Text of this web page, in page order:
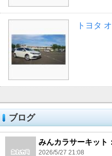
トヨタ
ブログ
みんカラサーキット
2026/5/27 21:08